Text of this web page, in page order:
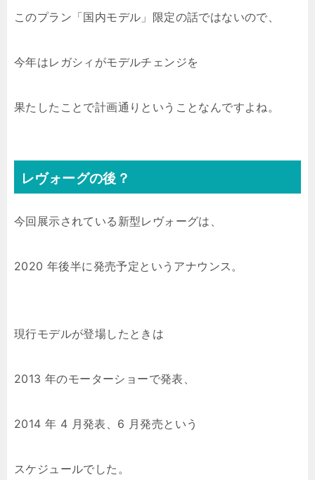
このプラン「国内モデル」限定の話ではないので、
今年はレガシィがモデルチェンジを
果たしたことで計画通りということなんですよね。
レヴォーグの後？
今回展示されている新型レヴォーグは、
2020 年後半に発売予定というアナウンス。
現行モデルが登場したときは
2013 年のモーターショーで発表、
2014 年 4 月発表、6 月発売という
スケジュールでした。